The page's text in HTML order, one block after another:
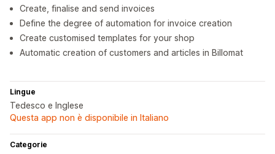
Create, finalise and send invoices
Define the degree of automation for invoice creation
Create customised templates for your shop
Automatic creation of customers and articles in Billomat
Lingue
Tedesco e Inglese
Questa app non è disponibile in Italiano
Categorie